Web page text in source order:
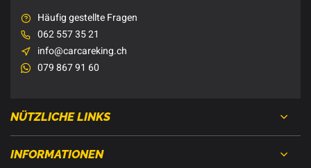
Häufig gestellte Fragen
062 557 35 21
info@carcareking.ch
079 867 91 60
NÜTZLICHE LINKS
INFORMATIONEN